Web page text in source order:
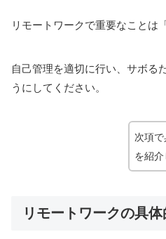
リモートワークで重要なことは
自己管理を適切に行い、サボる
うにしてください。
次項
を紹介
リモートワークの具